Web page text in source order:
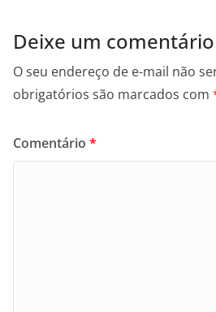
Deixe um comentário
O seu endereço de e-mail não
obrigatórios são marcados com
Comentário *